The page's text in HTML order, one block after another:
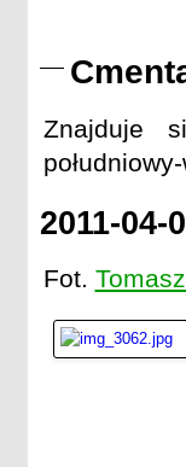
Znajduje
2011-04-
Fot.